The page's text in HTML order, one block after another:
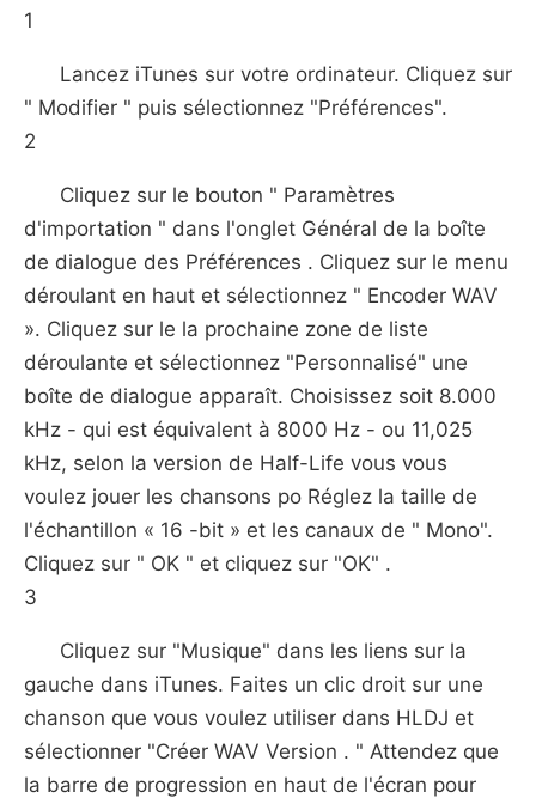
1
Lancez iTunes sur votre ordinateur. Cliquez sur
" Modifier " puis sélectionnez "Préférences".
2
Cliquez sur le bouton " Paramètres
d'importation " dans l'onglet Général de la boîte
de dialogue des Préférences . Cliquez sur le menu
déroulant en haut et sélectionnez " Encoder WAV
». Cliquez sur le la prochaine zone de liste
déroulante et sélectionnez "Personnalisé" une
boîte de dialogue apparaît. Choisissez soit 8.000
kHz - qui est équivalent à 8000 Hz - ou 11,025
kHz, selon la version de Half-Life vous vous
voulez jouer les chansons po Réglez la taille de
l'échantillon « 16 -bit » et les canaux de " Mono".
Cliquez sur " OK " et cliquez sur "OK" .
3
Cliquez sur "Musique" dans les liens sur la
gauche dans iTunes. Faites un clic droit sur ​​une
chanson que vous voulez utiliser dans HLDJ et
sélectionner "Créer WAV Version . " Attendez que
la barre de progression en haut de l'écran pour